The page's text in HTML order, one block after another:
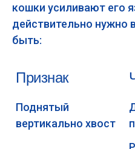
кошки усиливают его
действительно нужно
быть:
Признак
Поднятый
вертикально хвост